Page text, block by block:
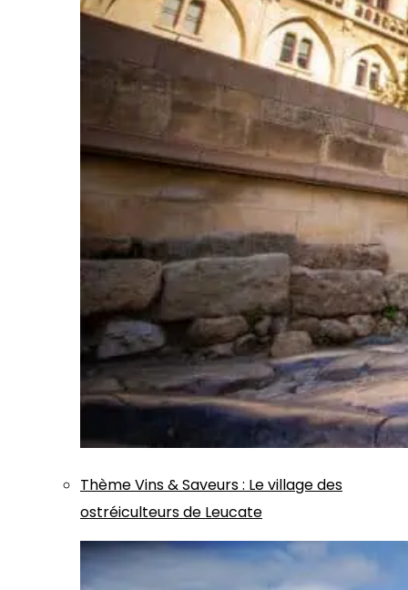
ThèmeVins & Saveurs: Le village des
ostréiculteurs de Leucate